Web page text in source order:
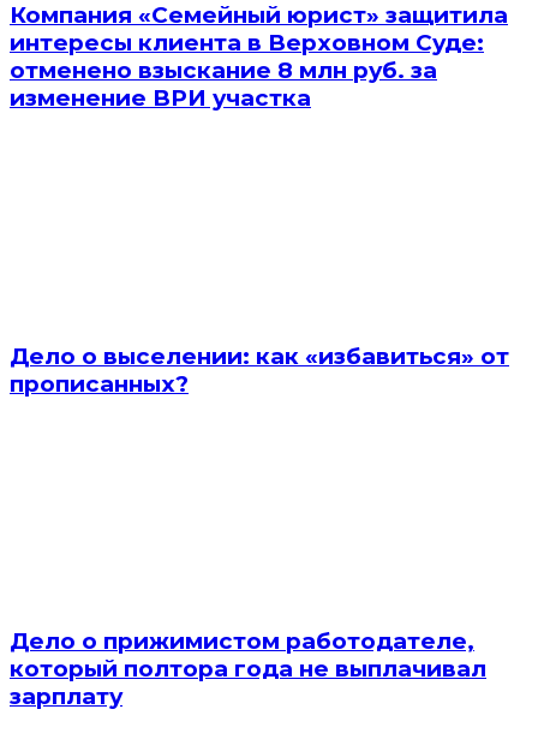
Компания «Семейный юрист» защитила
интересы клиента в Верховном Суде:
отменено взыскание 8 млн руб. за
изменение ВРИ участка
Дело о выселении: как «избавиться» от
прописанных?
Дело о прижимистом работодателе,
который полтора года не выплачивал
зарплату